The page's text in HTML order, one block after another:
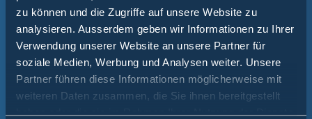
zu können und die Zugriffe auf unsere Website zu
analysieren. Ausserdem geben wir Informationen zu Ihrer
Verwendung unserer Website an unsere Partner für
soziale Medien, Werbung und Analysen weiter. Unsere
Partner führen diese Informationen möglicherweise mit
weiteren Daten zusammen, die Sie ihnen bereitgestellt
haben oder die sie im Rahmen Ihrer Nutzung der Dienste